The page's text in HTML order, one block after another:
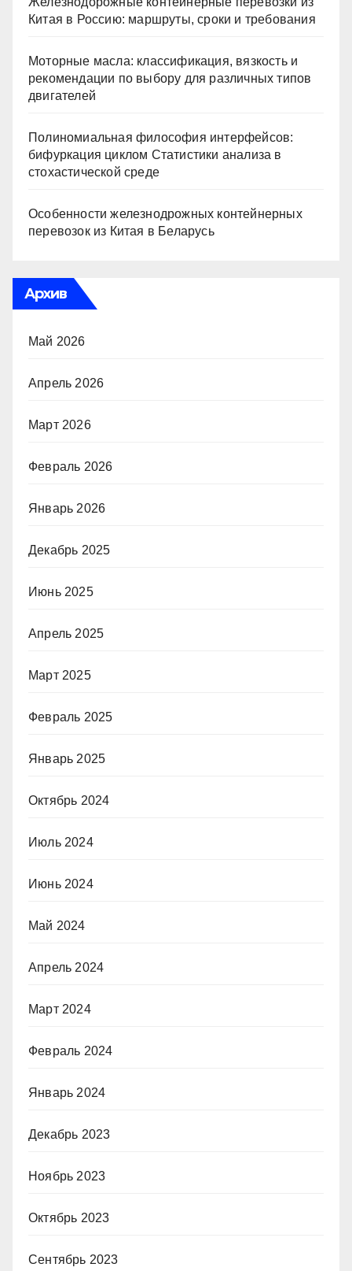
Китая в Россию: маршруты, сроки и требования
Моторные масла: классификация, вязкость и
рекомендации по выбору для различных типов
двигателей
Полиномиальная философия интерфейсов:
бифуркация циклом Статистики анализа в
стохастической среде
Особенности железнодрожных контейнерных
перевозок из Китая в Беларусь
Архив
Май 2026
Апрель 2026
Март 2026
Февраль 2026
Январь 2026
Декабрь 2025
Июнь 2025
Апрель 2025
Март 2025
Февраль 2025
Январь 2025
Октябрь 2024
Июль 2024
Июнь 2024
Май 2024
Апрель 2024
Март 2024
Февраль 2024
Январь 2024
Декабрь 2023
Ноябрь 2023
Октябрь 2023
Сентябрь 2023